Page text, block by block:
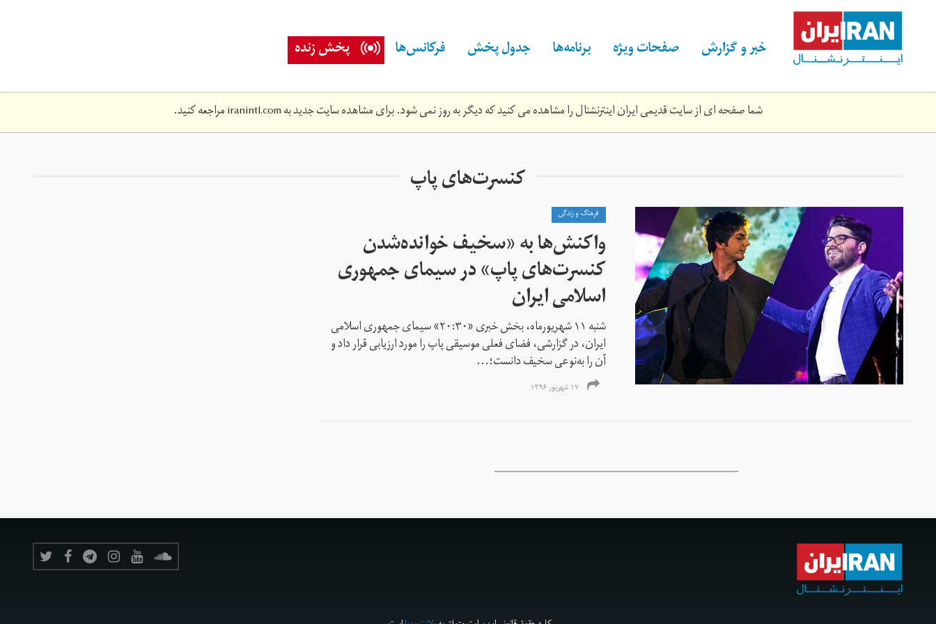
content خبر و گزارش صفحات ویژه برنامه‌ها جدول پخش فرکانس‌ها پخش زنده
شما صفحه ای از سایت قدیمی ایران اینترنشنال را مشاهده می کنید که دیگر به روز نمی شود. برای مشاهده سایت جدید بهiranintl.comمراجعه کنید.
کنسرت‌های پاپ
فرهنگ و زندگی
واکنش‌ها به «سخیف خوانده‌شدن
کنسرت‌های پاپ» در سیمای جمهوری
اسلامی ایران
شنبه ۱۱ شهریورماه، بخش خبری «۲۰:۳۰» سیمای جمهوری اسلامی
ایران، در گزارشی، فضای فعلی موسیقی پاپ را مورد ارزیابی قرار داد و
آن‌ را به‌نوعی سخیف دانست؛...
۱۷ شهریور ۱۳۹۶